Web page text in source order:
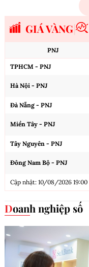
GIÁ VÀNG
PNJ
TPHCM - PNJ
Hà Nội - PNJ
Đà Nẵng - PNJ
Miền Tây - PNJ
Tây Nguyên - PNJ
Đông Nam Bộ - PNJ
Cập nhật: 10/08/2026 19:00
Doanh nghiệp số